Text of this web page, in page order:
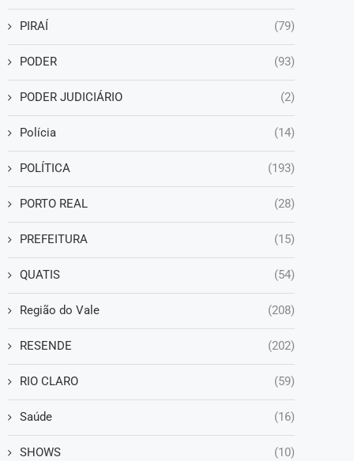
PIRAÍ (79)
PODER (93)
PODER JUDICIÁRIO (2)
Polícia (14)
POLÍTICA (193)
PORTO REAL (28)
PREFEITURA (15)
QUATIS (54)
Região do Vale (208)
RESENDE (202)
RIO CLARO (59)
Saúde (16)
SHOWS (10)